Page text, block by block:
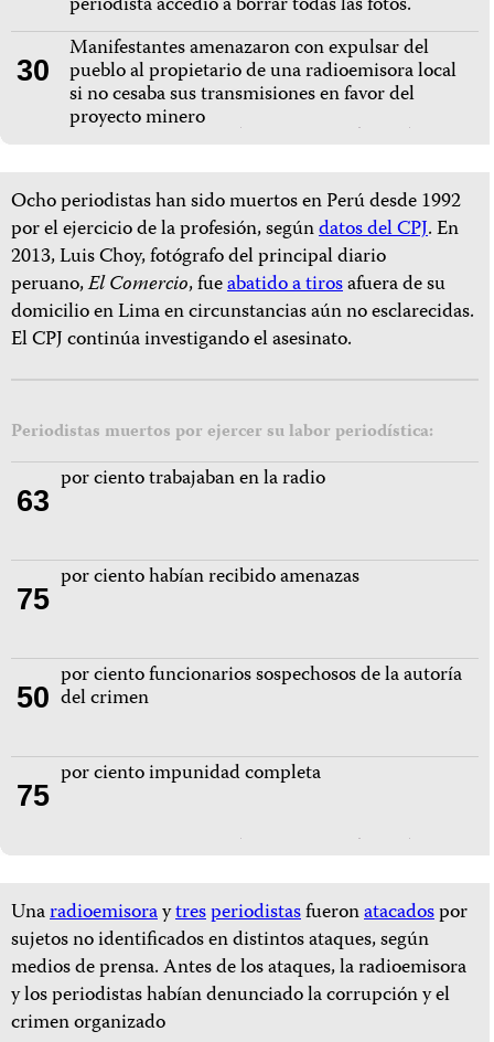
30
Manifestantes amenazaron con expulsar del
puebloal propietario de una radioemisora local
si no cesaba sus transmisiones en favor del
proyecto minero
Ocho periodistas han sido muertos en Perú desde 1992
por el ejercicio de la profesión, segúndatos del CPJ. En
2013, Luis Choy, fotógrafo del principal diario
peruano,El Comercio, fueabatido a tirosafuera de su
domicilio en Lima en circunstancias aún no esclarecidas.
El CPJ continúa investigando el asesinato.
Periodistas muertos por ejercer su labor periodística:
63
por ciento trabajaban en la radio
75
por ciento habían recibido amenazas
50
por ciento funcionarios sospechosos de la autoría
del crimen
75
por ciento impunidad completa
Unaradioemisoraytresperiodistasfueronatacadospor
sujetos no identificados en distintos ataques, según
medios de prensa. Antes de los ataques, la radioemisora
y los periodistas habían denunciado la corrupción y el
crimen organizado